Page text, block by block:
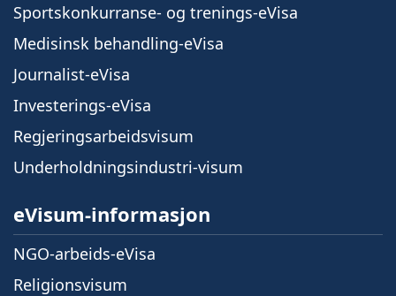
Sportskonkurranse- og trenings-eVisa
Medisinsk behandling-eVisa
Journalist-eVisa
Investerings-eVisa
Regjeringsarbeidsvisum
Underholdningsindustri-visum
eVisum-informasjon
NGO-arbeids-eVisa
Religionsvisum